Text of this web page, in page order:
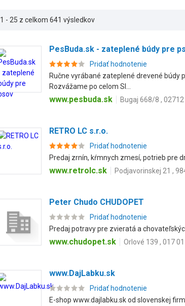
1 - 25 z celkom 641 výsledkov
PesBuda.sk - zateplené búdy pre
Pridať hodnotenie
Ručne vyrábané zateplené drevené búdy
Rozvážame po celom Sl...
www.pesbuda.sk Bugaj 668/8 , 02712
RETRO LC s.r.o.
Pridať hodnotenie
Predaj zrnín, kŕmnych zmesí, potrieb pre
www.retrolc.sk Podjavorinskej 21 ,
Peter Chudo CHUDOPET
Pridať hodnotenie
Predaj potravy pre zvieratá a
www.chudopet.sk Orlové 139 , 017
www.DajLabku.sk
Pridať hodnotenie
E-shop www.dajlabku.sk od slovenskej